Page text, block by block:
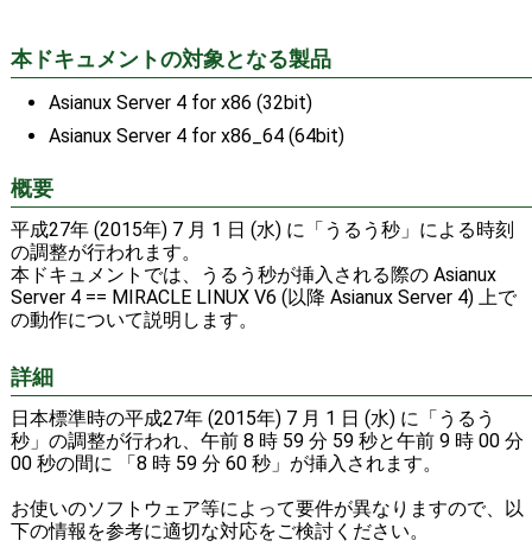
本ドキュメントの対象となる製品
Asianux Server 4 for x86 (32bit)
Asianux Server 4 for x86_64 (64bit)
概要
平成27年 (2015年) 7 月 1 日 (水) に「うるう秒」による時刻
の調整が行われます。
本ドキュメントでは、うるう秒が挿入される際の Asianux
Server 4 == MIRACLE LINUX V6 (以降 Asianux Server 4) 上で
の動作について説明します。
詳細
日本標準時の平成27年 (2015年) 7 月 1 日 (水) に「うるう
秒」の調整が行われ、午前 8 時 59 分 59 秒と午前 9 時 00 分
00 秒の間に 「8 時 59 分 60 秒」が挿入されます。
お使いのソフトウェア等によって要件が異なりますので、以
下の情報を参考に適切な対応をご検討ください。